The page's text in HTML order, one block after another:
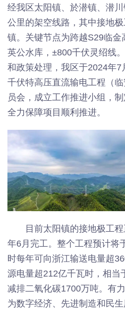
经我区太阳镇、於潜镇、潜
公里的架空线路，其中接地
镇。关键节点为跨越S29临金
英公水库，±800千伏灵绍线
和政策处理，我区于2024年
千伏特高压直流输电工程（
员会，成立工作推进小组，
全力保障项目顺利推进。
目前太阳镇的接地极工
年6月完工。整个工程预计将
时每年可向浙江输送电量超
源电量超212亿千瓦时，相当
减排二氧化碳1700万吨。有
为数字经济、先进制造和民